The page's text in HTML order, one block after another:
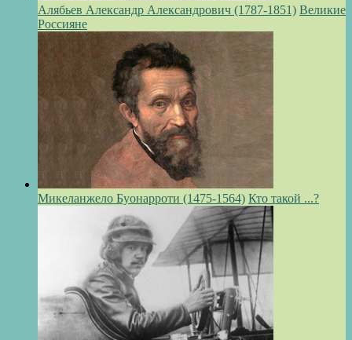
Алябьев Александр Александрович (1787-1851) Великие
Россияне
Микеланжело Буонарроти (1475-1564) Кто такой ...?